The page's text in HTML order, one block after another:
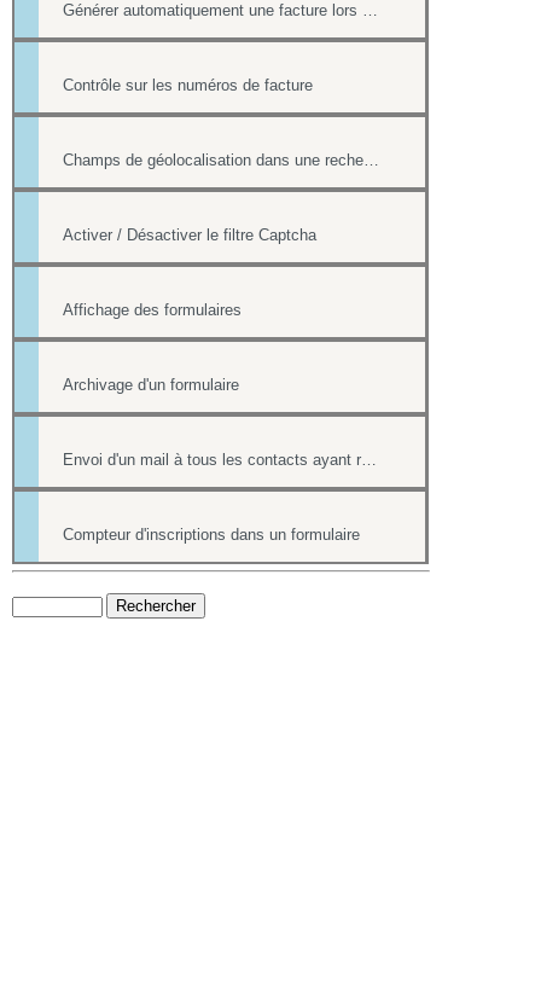
Générer automatiquement une facture lors d'une vente dans la boutique
Contrôle sur les numéros de facture
Champs de géolocalisation dans une recherche de l'annuaire
Activer / Désactiver le filtre Captcha
Affichage des formulaires
Archivage d'un formulaire
Envoi d'un mail à tous les contacts ayant répondu à un formulaire
Compteur d'inscriptions dans un formulaire